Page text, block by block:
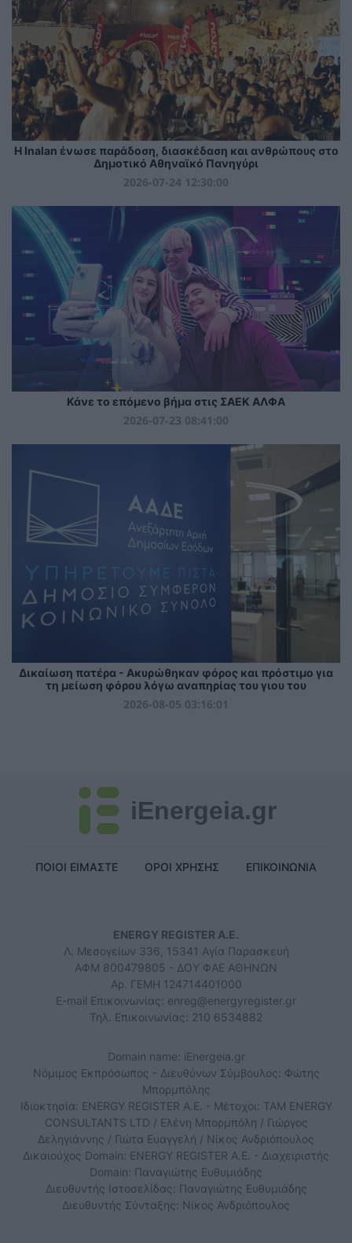
Η Inalan ένωσε παράδοση, διασκέδαση και ανθρώπους στο
Δημοτικό Αθηναϊκό Πανηγύρι
2026-07-24 12:30:00
Κάνε το επόμενο βήμα στις ΣΑΕΚ ΑΛΦΑ
2026-07-23 08:41:00
Δικαίωση πατέρα - Ακυρώθηκαν φόρος και πρόστιμο για
τη μείωση φόρου λόγω αναπηρίας του γιου του
2026-08-05 03:16:01
iEnergeia.gr
ΠΟΙΟΙ ΕΙΜΑΣΤΕ ΟΡΟΙ ΧΡΗΣΗΣ ΕΠΙΚΟΙΝΩΝΙΑ
ENERGY REGISTER Α.Ε.
Λ. Μεσογείων 336, 15341 Αγία Παρασκευή
ΑΦΜ 800479805 - ΔΟΥ ΦΑΕ ΑΘΗΝΩΝ
Αρ. ΓΕΜΗ 124714401000
E-mail Επικοινωνίας: enreg@energyregister.gr
Τηλ. Επικοινωνίας: 210 6534882
Domain name: iEnergeia.gr
Νόμιμος Εκπρόσωπος - Διευθύνων Σύμβουλος: Φώτης
Μπορμπόλης
Ιδιοκτησία: ENERGY REGISTER Α.Ε. - Μέτοχοι: TAM ENERGY
CONSULTANTS LTD / Ελένη Μπορμπόλη / Γιώργος
Δεληγιάννης / Γιώτα Ευαγγελή / Νίκος Ανδριόπουλος
Δικαιούχος Domain: ENERGY REGISTER Α.Ε. - Διαχειριστής
Domain: Παναγιώτης Ευθυμιάδης
Διευθυντής Ιστοσελίδας: Παναγιώτης Ευθυμιάδης
Διευθυντής Σύνταξης: Νίκος Ανδριόπουλος